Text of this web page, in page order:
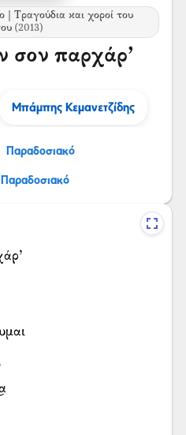
| Τραγούδια και χοροί του
(2013)
σον παρχάρ’
Μπάμπης Κεμανετζίδης
Παραδοσιακό
Παραδοσιακό
και για τ’ ατέν θα ’ίνουμαι
και κυνηγός σ’ ορμάνι͜α